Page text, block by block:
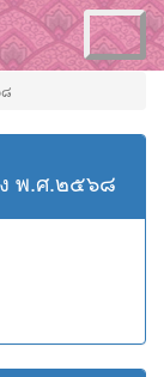
Toggle
navigation
พ.ศ.๒๕๖๘